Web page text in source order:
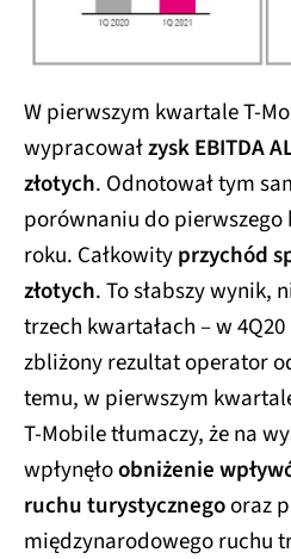
W pierwszym kwartale T-
wypracowałzysk EBITDA
złotych. Odnotował tym
porównaniu do pierwszego
roku. Całkowityprzychód
złotych. To słabszy wynik,
trzech kwartałach – w 4Q20
zbliżony rezultat operator
temu, w pierwszym
T-Mobile tłumaczy, że na
wpłynęłoobniżenie
ruchu turystycznegooraz
międzynarodowego ruchu